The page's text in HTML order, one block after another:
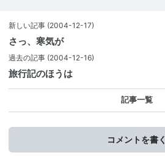
新しい記事 (2004-12-17)
さっ、寒気が
過去の記事 (2004-12-16)
旅行記のほうは
記事一覧
コメントを書く